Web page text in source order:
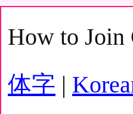
How to
体字 |